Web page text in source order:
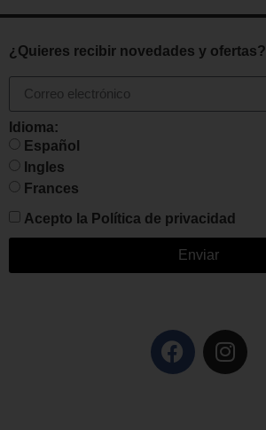
¿Quieres recibir novedades y ofertas?
Idioma:
Español
Ingles
Frances
Acepto la Política de privacidad
Enviar